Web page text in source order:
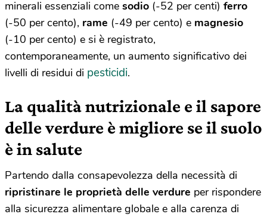
minerali essenziali come sodio (-52 per centi) ferro
(-50 per cento), rame (-49 per cento) e magnesio
(-10 per cento) e si è registrato,
contemporaneamente, un aumento significativo dei
livelli di residui di pesticidi.
La qualità nutrizionale e il sapore
delle verdure è migliore se il suolo
è in salute
Partendo dalla consapevolezza della necessità di
ripristinare le proprietà delle verdure per rispondere
alla sicurezza alimentare globale e alla carenza di